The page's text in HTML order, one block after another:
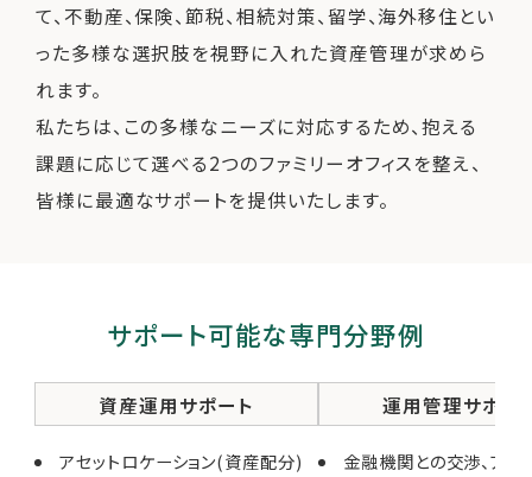
て、不動産、保険、節税、相続対策、留学、海外移住とい
った多様な選択肢を視野に入れた資産管理が求めら
れます。
私たちは、この多様なニーズに対応するため、抱える
課題に応じて選べる2つのファミリーオフィスを整え、
皆様に最適なサポートを提供いたします。
サポート可能な専門分野例
資産運用サポート
アセットロケーション(資産配分)
運用管理サポー
金融機関との交渉、アド